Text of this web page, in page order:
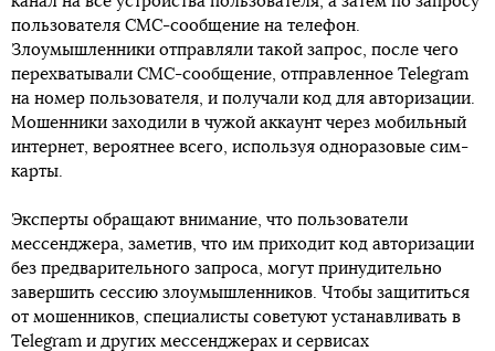
пользователя СМС-сообщение на телефон.
Злоумышленники отправляли такой запрос, после чего
перехватывали СМС-сообщение, отправленное Telegram
на номер пользователя, и получали код для авторизации.
Мошенники заходили в чужой аккаунт через мобильный
интернет, вероятнее всего, используя одноразовые сим-
карты.
Эксперты обращают внимание, что пользователи
мессенджера, заметив, что им приходит код авторизации
без предварительного запроса, могут принудительно
завершить сессию злоумышленников. Чтобы защититься
от мошенников, специалисты советуют устанавливать в
Telegram и других мессенджерах и сервисах